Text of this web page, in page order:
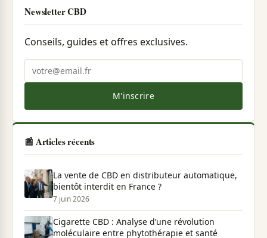
Newsletter CBD
Conseils, guides et offres exclusives.
M'inscrire
📰 Articles récents
La vente de CBD en distributeur automatique,
bientôt interdit en France ?
7 juin 2026
Cigarette CBD : Analyse d’une révolution
moléculaire entre phytothérapie et santé